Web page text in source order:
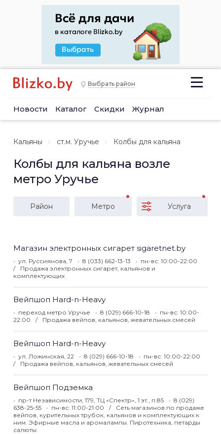
Выбрать район
Новости Каталог Скидки Журнал
Кальяны ст.м. Уручье Колбы для кальяна
Колбы для кальяна возле
метро Уручье
Район Метро Услуга
Магазин электронных сигарет sigaretnet.by
ул. Руссиянова, 7 8 (033) 662-13-13
пн-вс: 10:00-22:00
Продажа электронных сигарет, кальянов и
комплектующих
Вейпшоп Hard-n-Heavy
переход метро Уручье 8 (029) 666-10-18
пн-вс: 10:00-
22:00
Продажа вейпов, кальянов, жевательных смесей
Вейпшоп Hard-n-Heavy
ул. Ложинская, 22 8 (029) 666-10-18
пн-вс: 10:00-22:00
Продажа вейпов, кальянов, жевательных смесей
Вейпшоп Подземка
пр-т Независимости, 179, ТЦ «Спектр», 1 эт., п.85
8 (029)
638-25-55
пн-вс: 11:00-21:00
Сеть магазинов по продаже
вейпов, курительных трубок, кальянов и комплектующих к
ним. Эфирные масла и аромалампы. Пиротехника, петарды
салюты.